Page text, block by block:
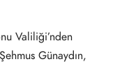
Valiliği’nden
Günaydın,